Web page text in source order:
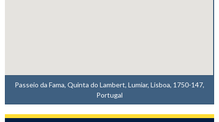
Passeio da Fama, Quinta do Lambert, Lumiar, Lisboa, 1750-147,
Portugal